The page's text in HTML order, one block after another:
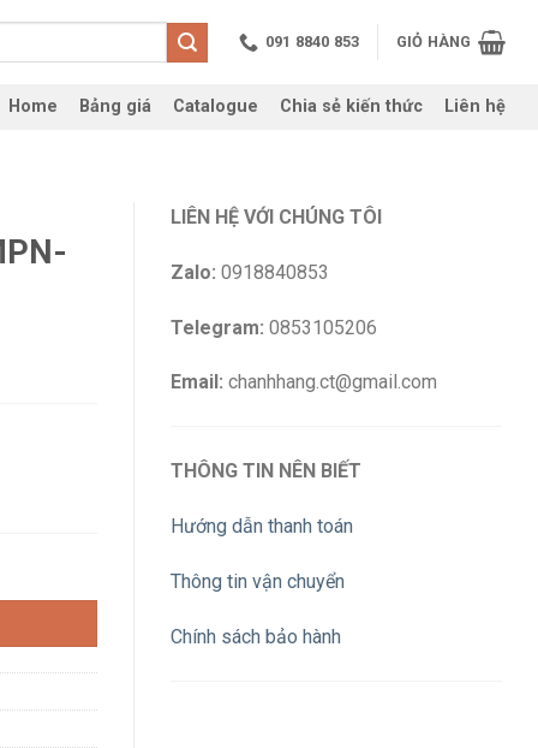
091 8840 853 GIỎ HÀNG
Home Bảng giá Catalogue Chia sẻ kiến thức Liên hệ
LIÊN HỆ VỚI CHÚNG TÔI
Zalo: 0918840853
Telegram: 0853105206
Email: chanhhang.ct@gmail.com
THÔNG TIN NÊN BIẾT
Hướng dẫn thanh toán
Thông tin vận chuyển
Chính sách bảo hành